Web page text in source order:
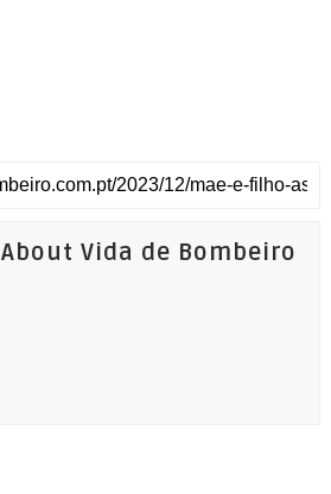
About Vida de Bombeiro